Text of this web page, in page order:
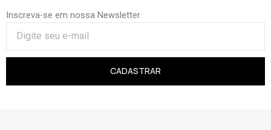
Inscreva-se em nossa Newsletter
CADASTRAR